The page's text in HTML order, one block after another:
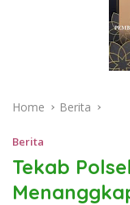
Home Berita
Berita
Tekab